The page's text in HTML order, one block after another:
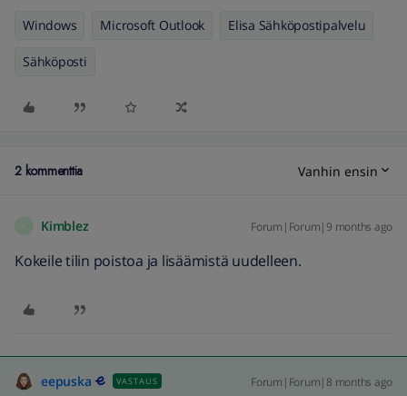
Windows Microsoft Outlook Elisa Sähköpostipalvelu
Sähköposti
2 kommenttia Vanhin ensin
Kimblez Forum|Forum|9 months ago
Kokeile tilin poistoa ja lisäämistä uudelleen.
eepuska VASTAUS Forum|Forum|8 months ago